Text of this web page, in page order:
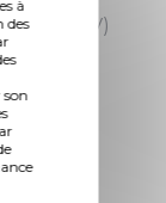
à
des (CNAV)
titres